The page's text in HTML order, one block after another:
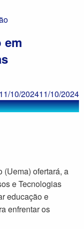
em
11/10/202411/10/2024
(Uema) ofertará, a
e Tecnologias
educação e
enfrentar os